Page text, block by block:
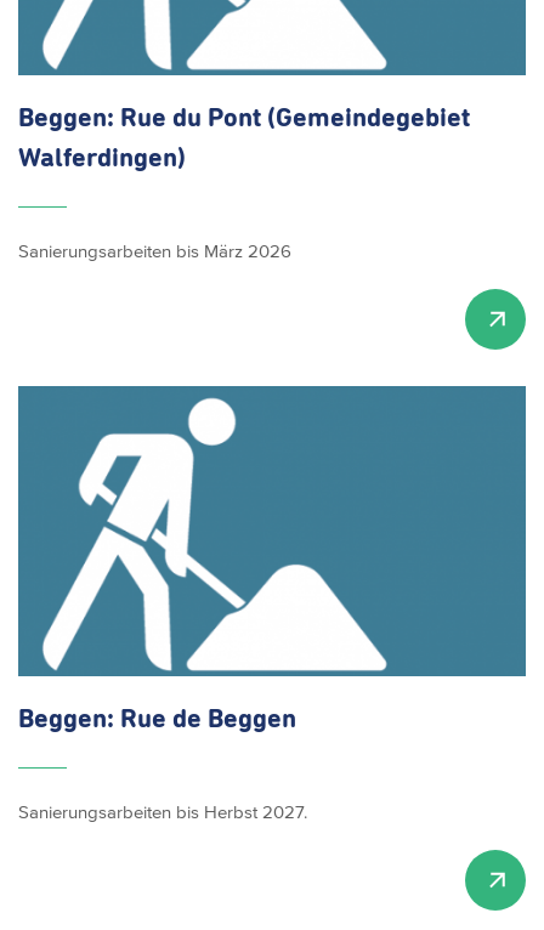
Beggen: Rue du Pont (Gemeindegebiet
Walferdingen)
Sanierungsarbeiten bis März 2026
Beggen: Rue de Beggen
Sanierungsarbeiten bis Herbst 2027.